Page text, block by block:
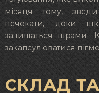
місяця тому,
почекати, доки
залишаться шрами.
закапсулюватися
СКЛАД